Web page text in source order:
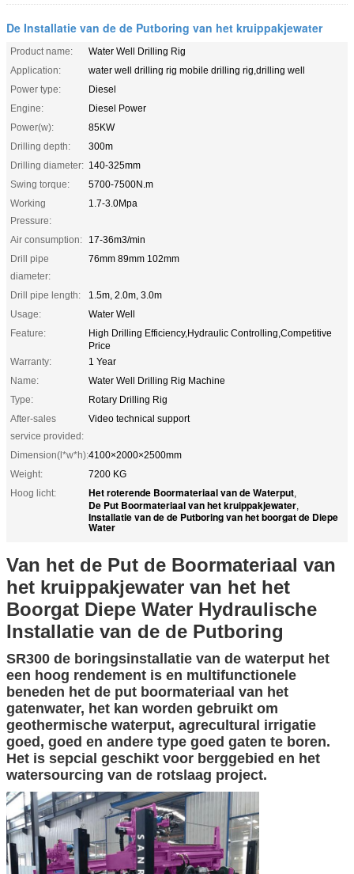
De Installatie van de de Putboring van het kruippakjewater
Product name:
Water Well Drilling Rig
Application:
water well drilling rig mobile drilling rig,drilling well
Power type:
Diesel
Engine:
Diesel Power
Power(w):
85KW
Drilling depth:
300m
Drilling diameter: 140-325mm
Swing torque:
5700-7500N.m
Working
Pressure:
1.7-3.0Mpa
Air consumption:
17-36m3/min
Drill pipe
diameter:
76mm 89mm 102mm
Drill pipe length:
1.5m, 2.0m, 3.0m
Usage:
Water Well
Feature:
High Drilling Efficiency,Hydraulic Controlling,Competitive
Price
Warranty:
1 Year
Name:
Water Well Drilling Rig Machine
Type:
Rotary Drilling Rig
After-sales
service provided:
Video technical support
Dimension(l*w*h):4100×2000×2500mm
Weight:
7200 KG
Hoog licht:
Het roterende Boormateriaal van de Waterput,
De Put Boormateriaal van het kruippakjewater,
Installatie van de de Putboring van het boorgat de Diepe
Water
Van het de Put de Boormateriaal van
het kruippakjewater van het het
Boorgat Diepe Water Hydraulische
Installatie van de de Putboring
SR300 de boringsinstallatie van de waterput het
een hoog rendement is en multifunctionele
beneden het de put boormateriaal van het
gatenwater, het kan worden gebruikt om
geothermische waterput, agrecultural irrigatie
goed, goed en andere type goed gaten te boren.
Het is sepcial geschikt voor berggebied en het
watersourcing van de rotslaag project.